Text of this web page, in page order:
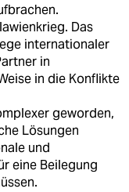
Das
internationaler
in
in die Konflikte
geworden,
Lösungen
und
eine Beilegung